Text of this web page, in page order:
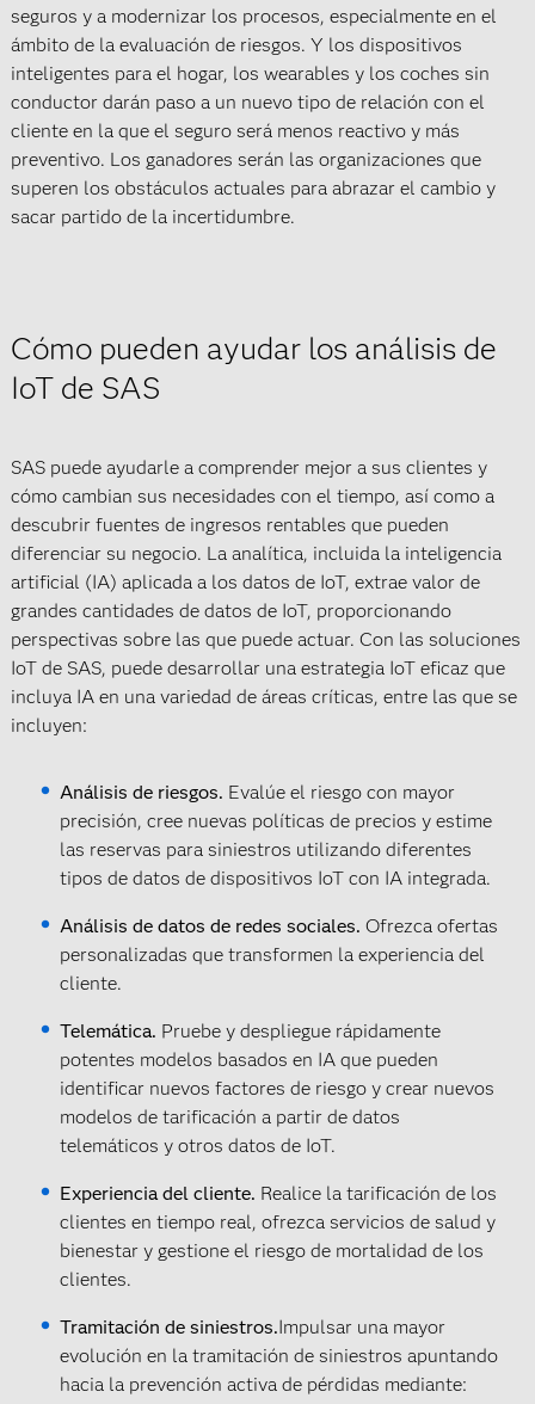
seguros y a modernizar los procesos, especialmente en el
ámbito de la evaluación de riesgos. Y los dispositivos
inteligentes para el hogar, los wearables y los coches sin
conductor darán paso a un nuevo tipo de relación con el
cliente en la que el seguro será menos reactivo y más
preventivo. Los ganadores serán las organizaciones que
superen los obstáculos actuales para abrazar el cambio y
sacar partido de la incertidumbre.
Cómo pueden ayudar los análisis de
IoT de SAS
SAS puede ayudarle a comprender mejor a sus clientes y
cómo cambian sus necesidades con el tiempo, así como a
descubrir fuentes de ingresos rentables que pueden
diferenciar su negocio. La analítica, incluida la inteligencia
artificial (IA) aplicada a los datos de IoT, extrae valor de
grandes cantidades de datos de IoT, proporcionando
perspectivas sobre las que puede actuar. Con las soluciones
IoT de SAS, puede desarrollar una estrategia IoT eficaz que
incluya IA en una variedad de áreas críticas, entre las que se
incluyen:
Análisis de riesgos. Evalúe el riesgo con mayor
precisión, cree nuevas políticas de precios y estime
las reservas para siniestros utilizando diferentes
tipos de datos de dispositivos IoT con IA integrada.
Análisis de datos de redes sociales.Ofrezca ofertas
personalizadas que transformen la experiencia del
cliente.
Telemática. Pruebe y despliegue rápidamente
potentes modelos basados en IA que pueden
identificar nuevos factores de riesgo y crear nuevos
modelos de tarificación a partir de datos
telemáticos y otros datos de IoT.
Experiencia del cliente. Realice la tarificación de los
clientes en tiempo real, ofrezca servicios de salud y
bienestar y gestione el riesgo de mortalidad de los
clientes.
Tramitación de siniestros.Impulsar una mayor
evolución en la tramitación de siniestros apuntando
hacia la prevención activa de pérdidas mediante: